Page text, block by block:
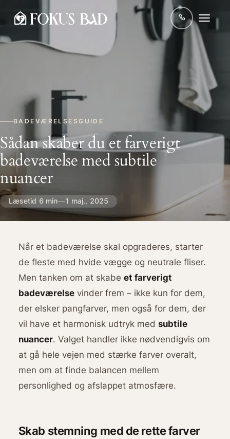
BADEVÆRELSESGUIDE
Sådan skaber du et farverigt
badeværelse med subtile
nuancer
Læsetid 6 min—1 maj., 2025
Når et badeværelse skal opgraderes, starter
de fleste med hvide vægge og neutrale fliser.
Men tanken om at skabe et farverigt
badeværelsevinder frem – ikke kun for dem,
der elsker pangfarver, men også for dem, der
vil have et harmonisk udtryk med subtile
nuancer. Valget handler ikke nødvendigvis om
at gå hele vejen med stærke farver overalt,
men om at finde balancen mellem
personlighed og afslappet atmosfære.
Skab stemning med de rette farver